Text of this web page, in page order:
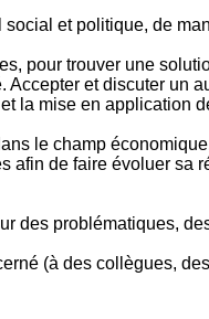
et politique, de
pour trouver une
et discuter un
la mise en application
le champ
afin de faire évoluer sa
des problématiques,
(à des collègues,